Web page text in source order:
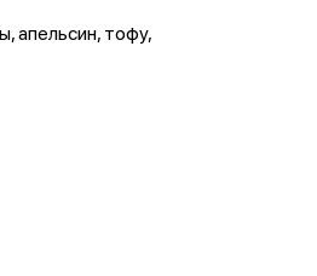
апельсин, тофу,